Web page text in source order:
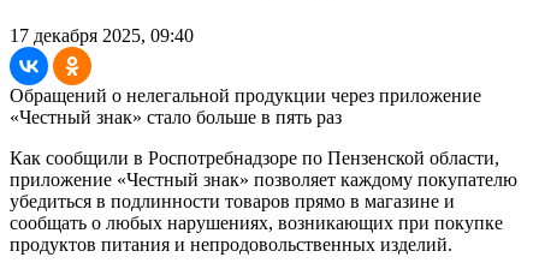
17 декабря 2025, 09:40
Обращений о нелегальной продукции через приложение
«Честный знак» стало больше в пять раз
Как сообщили в Роспотребнадзоре по Пензенской области,
приложение «Честный знак» позволяет каждому покупателю
убедиться в подлинности товаров прямо в магазине и
сообщать о любых нарушениях, возникающих при покупке
продуктов питания и непродовольственных изделий.